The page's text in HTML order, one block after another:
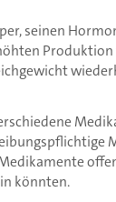
seinen
könnten.